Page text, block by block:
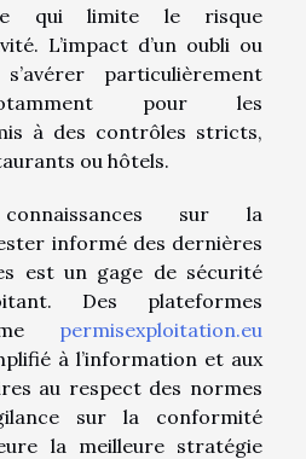
qui limite le risque
L’impact d’un oubli ou
particulièrement
pour les
à des contrôles stricts,
ou hôtels.
sur la
informé des dernières
est un gage de sécurité
Des plateformes
permisexploitation.eu
à l’information et aux
au respect des normes
sur la conformité
la meilleure stratégie